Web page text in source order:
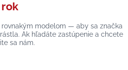
rok
modelom — aby sa značka
Ak hľadáte zastúpenie a chcete
sa nám.